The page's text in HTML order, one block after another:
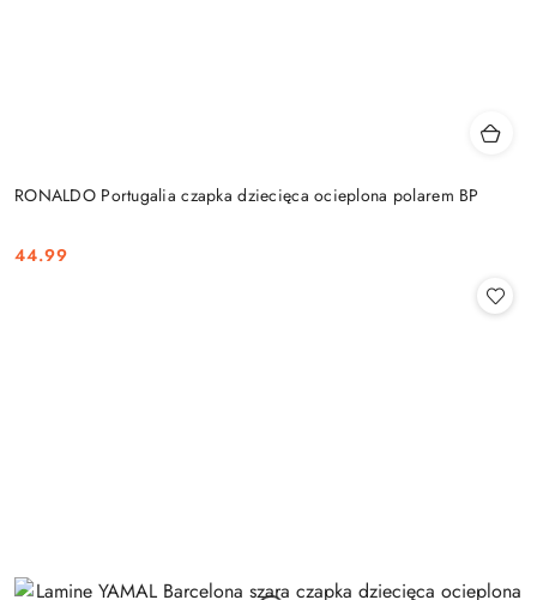
RONALDO Portugalia czapka dziecięca ocieplona polarem BP
Cena:
44.99